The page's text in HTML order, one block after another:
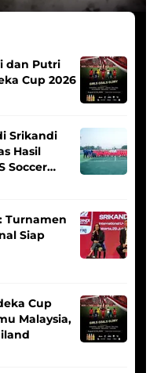
dan Putri
Cup 2026
Srikandi
Hasil
Soccer
Turnamen
Siap
Cup
Malaysia,